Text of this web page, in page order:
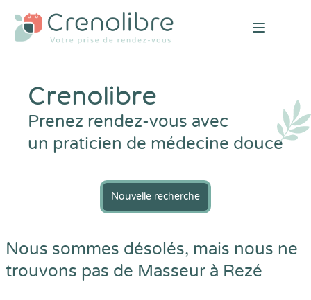
Open
Crenolibre
Prenez rendez-vous avec
un praticien de médecine douce
Nouvelle recherche
Nous sommes désolés, mais nous ne
trouvons pas de Masseur à Rezé